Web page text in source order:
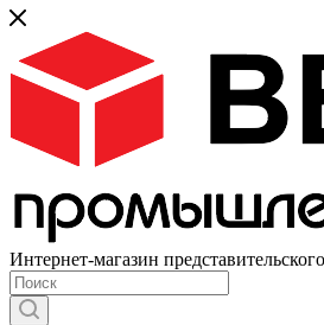
Интернет-магазин